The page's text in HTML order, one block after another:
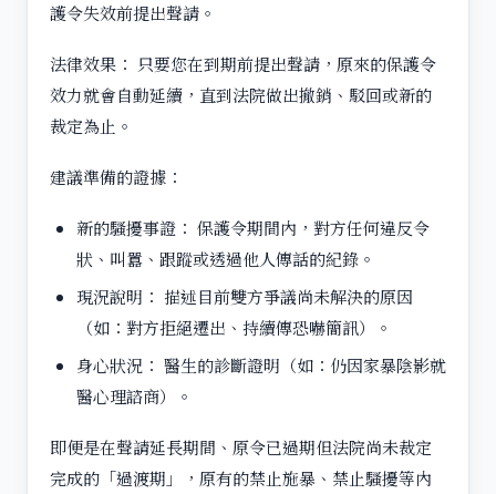
護令失效前提出聲請。
法律效果： 只要您在到期前提出聲請，原來的保護令
效力就會自動延續，直到法院做出撤銷、駁回或新的
裁定為止。
建議準備的證據：
新的騷擾事證： 保護令期間內，對方任何違反令
狀、叫囂、跟蹤或透過他人傳話的紀錄。
現況說明： 描述目前雙方爭議尚未解決的原因
（如：對方拒絕遷出、持續傳恐嚇簡訊）。
身心狀況： 醫生的診斷證明（如：仍因家暴陰影就
醫心理諮商）。
即便是在聲請延長期間、原令已過期但法院尚未裁定
完成的「過渡期」，原有的禁止施暴、禁止騷擾等內